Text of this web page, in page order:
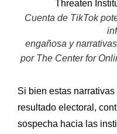
Cuenta de TikTok
engañosa y
por The Center for
Si bien estas
resultado electoral,
sospecha hacia las